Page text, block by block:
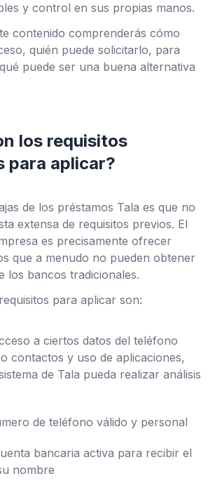
y control en sus propias manos.
contenido comprenderás cómo
quién puede solicitarlo, para
puede ser una buena alternativa
los requisitos
para aplicar?
de los préstamos Tala es que no
extensa de requisitos previos. El
es precisamente ofrecer
que a menudo no pueden obtener
los bancos tradicionales.
para aplicar son:
a ciertos datos del teléfono
contactos y uso de aplicaciones,
de Tala pueda realizar análisis
de teléfono válido y personal
bancaria activa para recibir el
nombre